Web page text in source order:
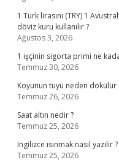
1 Türk lirasını (TRY) 1
döviz kuru kullanılır ?
Ağustos 3, 2026
1 işçinin sigorta primi ne
Temmuz 30, 2026
Koyunun tüyü neden dökülür
Temmuz 26, 2026
Saat altın nedir ?
Temmuz 25, 2026
Ingilizce ısınmak nasıl yazılır ?
Temmuz 25, 2026